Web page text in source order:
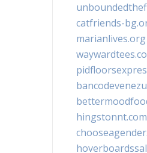
catfriends-
marianlives.org
hingstonnt.com